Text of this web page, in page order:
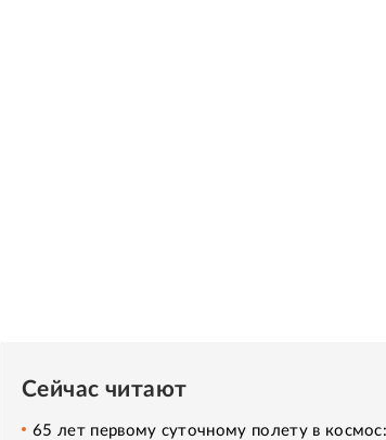
Сейчас читают
65 лет первому суточному полету в